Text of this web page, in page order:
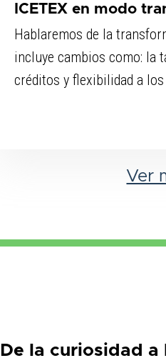
ICETEX en modo
Hablaremos de la
incluye cambios como: la
créditos y flexibilidad a
Ver
De la curiosidad a